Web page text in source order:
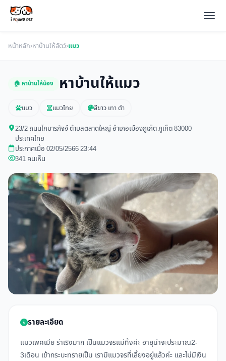
หน้าหลัก›หาบ้านให้สัตว์›แมว
🏠 หาบ้านให้น้อง หาบ้านให้แมว
แมว แมวไทย สีขาว เทา ดำ
23/2 ถนนโกมารภัจจ์ ตำบลตลาดใหญ่ อำเภอเมืองภูเก็ต ภูเก็ต 83000
ประเทศไทย
ประกาศเมื่อ 02/05/2566 23:44
341 คนเห็น
รายละเอียด
แมวเพศเมีย ร่าเริงมาก เป็นแมวจรแม่ทิ้งค่ะ อายุน่าจะประมาณ2-
3เดือน เข้ากระบะทรายเป็น เรามีแมวจรที่เลี้ยงอยู่แล้วค่ะ และไม่มีเงิน